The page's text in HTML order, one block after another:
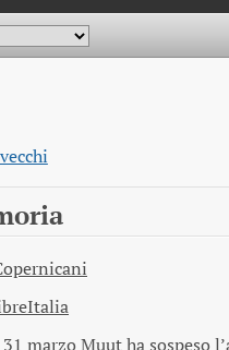
marzo Muut ha sospeso